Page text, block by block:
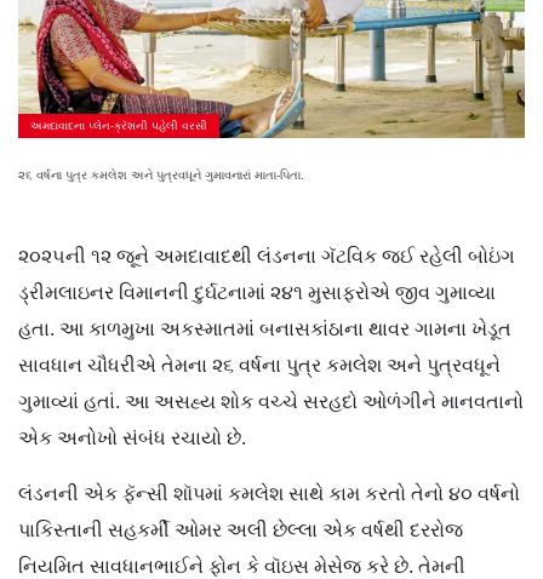
અમદાવાદના પ્લેન-ક્રૅશની પહેલી વરસી
૨૬ વર્ષના પુત્ર કમલેશ અને પુત્રવધૂને ગુમાવનારાં માતા-પિતા.
૨૦૨૫ની ૧૨ જૂને અમદાવાદથી લંડનના ગૅટવિક જઈ રહેલી બોઇંગ
ડ્રીમલાઇનર વિમાનની દુર્ઘટનામાં ૨૪૧ મુસાફરોએ જીવ ગુમાવ્યા
હતા. આ કાળમુખા અકસ્માતમાં બનાસકાંઠાના થાવર ગામના ખેડૂત
સાવધાન ચૌધરીએ તેમના ૨૬ વર્ષના પુત્ર કમલેશ અને પુત્રવધૂને
ગુમાવ્યાં હતાં. આ અસહ્ય શોક વચ્ચે સરહદો ઓળંગીને માનવતાનો
એક અનોખો સંબંધ રચાયો છે.
લંડનની એક ફૅન્સી શૉપમાં કમલેશ સાથે કામ કરતો તેનો ૪૦ વર્ષનો
પાકિસ્તાની સહકર્મી ઓમર અલી છેલ્લા એક વર્ષથી દરરોજ
નિયમિત સાવધાનભાઈને ફોન કે વૉઇસ મેસેજ કરે છે. તેમની